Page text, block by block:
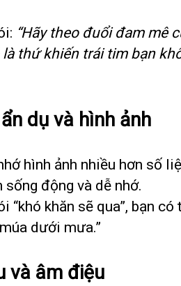
“Hãy theo đuổi đam mê
thứ khiến trái tim bạn
dụ và hình ảnh
hình ảnh nhiều hơn số
sống động và dễ nhớ.
“khó khăn sẽ qua”, bạn
dưới mưa.”
và âm điệu